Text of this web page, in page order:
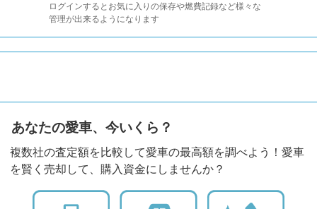
ログインするとお気に入りの保存や燃費記録など様々な
管理が出来るようになります
あなたの愛車、今いくら？
複数社の査定額を比較して愛車の最高額を調べよう！愛車
を賢く売却して、購入資金にしませんか？